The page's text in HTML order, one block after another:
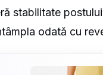
stabilitate
odată cu